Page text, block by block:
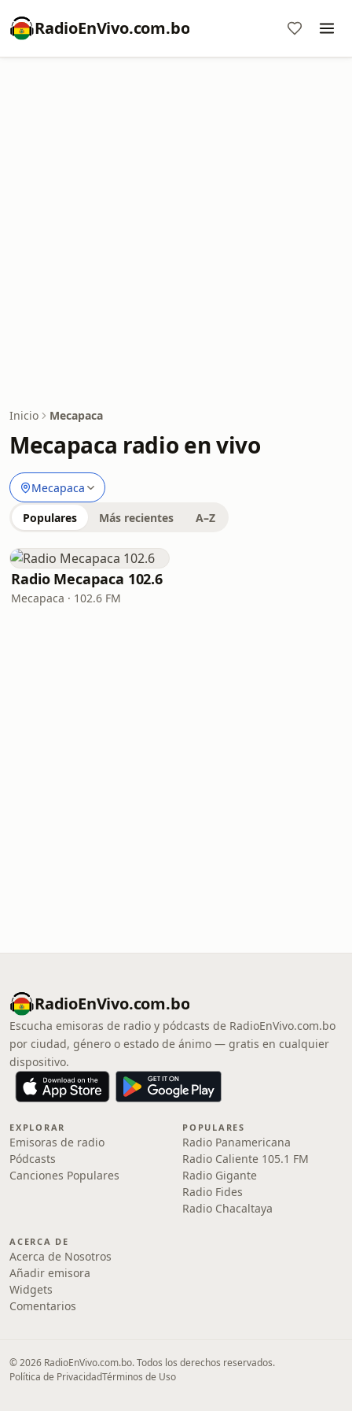
RadioEnVivo.com.bo
Inicio Mecapaca
Mecapaca radio en vivo
Mecapaca
Populares Más recientes A–Z
Radio Mecapaca 102.6
Mecapaca · 102.6 FM
RadioEnVivo.com.bo
Escucha emisoras de radio y pódcasts de RadioEnVivo.com.bo
por ciudad, género o estado de ánimo — gratis en cualquier
dispositivo.
EXPLORAR
Emisoras de radio
Pódcasts
Canciones Populares
POPULARES
Radio Panamericana
Radio Caliente 105.1 FM
Radio Gigante
Radio Fides
Radio Chacaltaya
ACERCA DE
Acerca de Nosotros
Añadir emisora
Widgets
Comentarios
© 2026 RadioEnVivo.com.bo. Todos los derechos reservados.
Política de PrivacidadTérminos de Uso